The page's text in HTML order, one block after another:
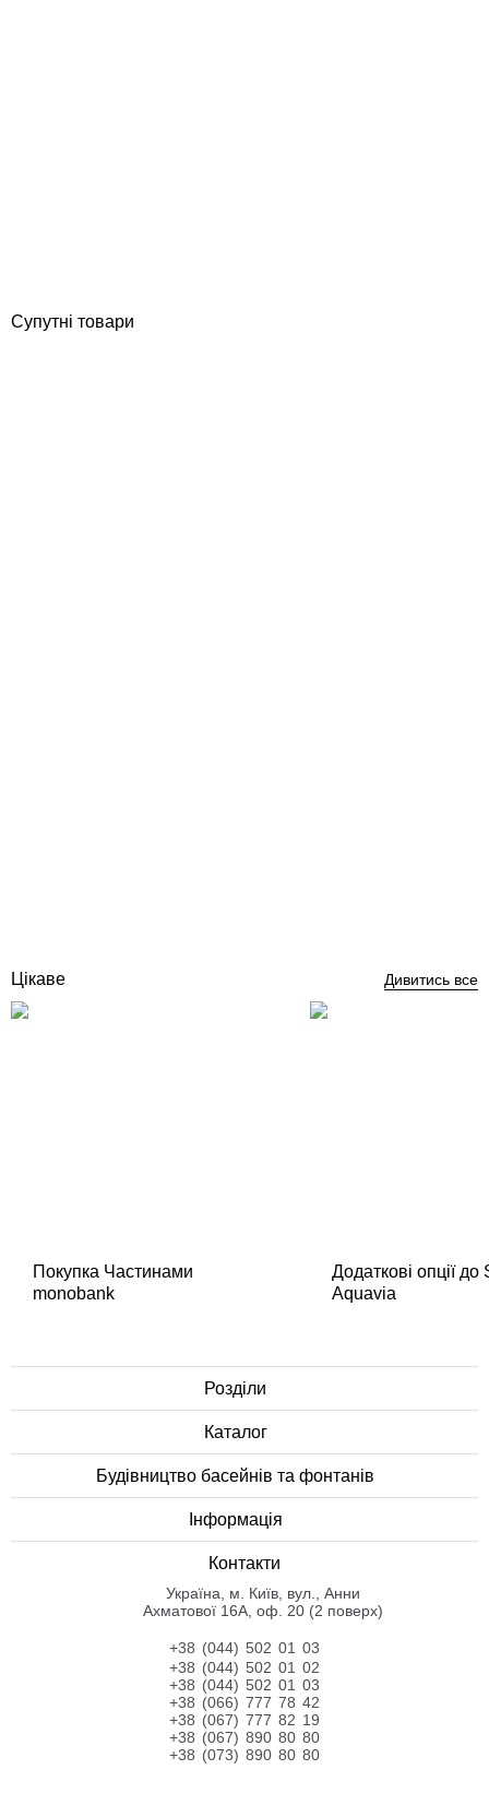
Супутні товари
Цікаве Дивитись все
Покупка Частинами
monobank
Додаткові опції
Aquavia
Розділи
Каталог
Будівництво басейнів та фонтанів
Інформація
Контакти
Українa, м. Київ, вул., Анни
Ахматової 16А, оф. 20 (2 поверх)
+38 (044) 502 01 03
+38 (044) 502 01 02
+38 (044) 502 01 03
+38 (066) 777 78 42
+38 (067) 777 82 19
+38 (067) 890 80 80
+38 (073) 890 80 80